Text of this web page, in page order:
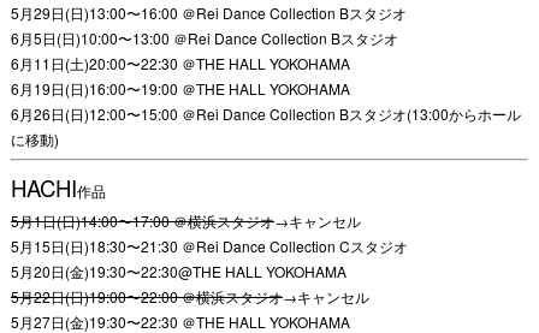
5月29日(日)13:00〜16:00 ＠Rei Dance Collection Bスタジオ
6月5日(日)10:00〜13:00 ＠Rei Dance Collection Bスタジオ
6月11日(土)20:00〜22:30 ＠THE HALL YOKOHAMA
6月19日(日)16:00〜19:00 ＠THE HALL YOKOHAMA
6月26日(日)12:00〜15:00 ＠Rei Dance Collection Bスタジオ(13:00からホール
に移動)
HACHI作品
5月1日(日)14:00〜17:00 ＠横浜スタジオ→キャンセル
5月15日(日)18:30〜21:30 ＠Rei Dance Collection Cスタジオ
5月20日(金)19:30〜22:30@THE HALL YOKOHAMA
5月22日(日)19:00〜22:00 ＠横浜スタジオ→キャンセル
5月27日(金)19:30〜22:30 ＠THE HALL YOKOHAMA